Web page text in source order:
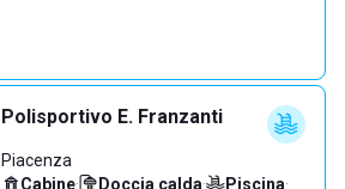
Polisportivo E. Franzanti
Piacenza
Cabine· Doccia calda· Piscina·